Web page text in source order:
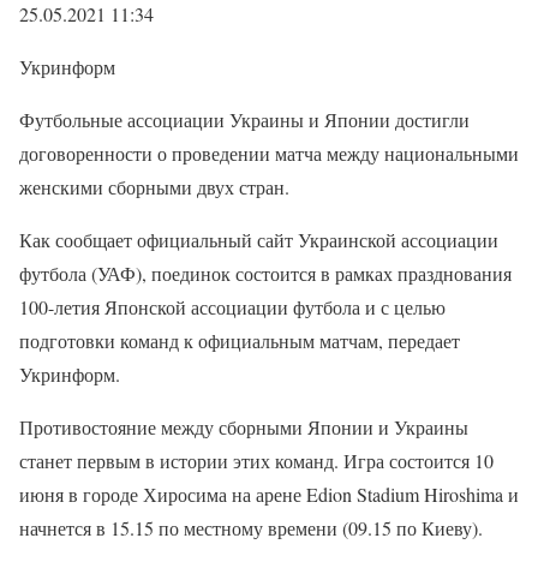
25.05.2021 11:34
Укринформ
Футбольные ассоциации Украины и Японии достигли
договоренности о проведении матча между национальными
женскими сборными двух стран.
Как сообщает официальный сайт Украинской ассоциации
футбола (УАФ), поединок состоится в рамках празднования
100-летия Японской ассоциации футбола и с целью
подготовки команд к официальным матчам, передает
Укринформ.
Противостояние между сборными Японии и Украины
станет первым в истории этих команд. Игра состоится 10
июня в городе Хиросима на арене Edion Stadium Hiroshima и
начнется в 15.15 по местному времени (09.15 по Киеву).